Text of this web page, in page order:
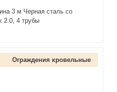
3 м Черная сталь со
2.0, 4 трубы
Ограждения кровельные